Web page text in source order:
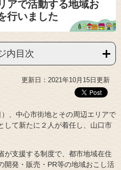
アで活動する地域お
行いました
内目次
更新日：2021年10月15日更新
、中心市街地とその周辺エリアで
して新たに２人が着任し、山口市
支援する制度で、都市地域在住
開発・販売・PR等の地域おこし活